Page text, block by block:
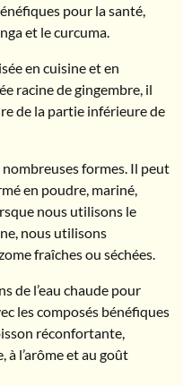
pour la santé,
et le curcuma.
en cuisine et en
racine de gingembre, il
de la partie inférieure de
formes. Il peut
en poudre, mariné,
nous utilisons le
nous utilisons
fraîches ou séchées.
de l’eau chaude pour
les composés bénéfiques
réconfortante,
à l’arôme et au goût